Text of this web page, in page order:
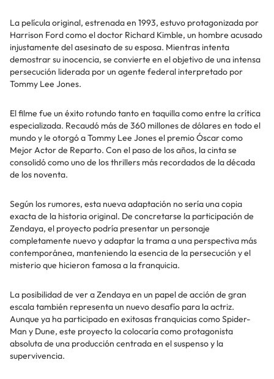
La película original, estrenada en 1993, estuvo protagonizada por
Harrison Ford como el doctor Richard Kimble, un hombre acusado
injustamente del asesinato de su esposa. Mientras intenta
demostrar su inocencia, se convierte en el objetivo de una intensa
persecución liderada por un agente federal interpretado por
Tommy Lee Jones.
El filme fue un éxito rotundo tanto en taquilla como entre la crítica
especializada. Recaudó más de 360 millones de dólares en todo el
mundo y le otorgó a Tommy Lee Jones el premio Óscar como
Mejor Actor de Reparto. Con el paso de los años, la cinta se
consolidó como uno de los thrillers más recordados de la década
de los noventa.
Según los rumores, esta nueva adaptación no sería una copia
exacta de la historia original. De concretarse la participación de
Zendaya, el proyecto podría presentar un personaje
completamente nuevo y adaptar la trama a una perspectiva más
contemporánea, manteniendo la esencia de la persecución y el
misterio que hicieron famosa a la franquicia.
La posibilidad de ver a Zendaya en un papel de acción de gran
escala también representa un nuevo desafío para la actriz.
Aunque ya ha participado en exitosas franquicias como Spider-
Man y Dune, este proyecto la colocaría como protagonista
absoluta de una producción centrada en el suspenso y la
supervivencia.